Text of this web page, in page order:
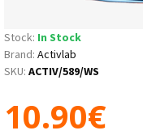
Stock: In Stock
Brand: Activlab
SKU: ACTIV/589/WS
10.90€